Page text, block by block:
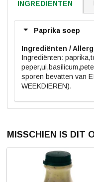
INGREDIËNTEN
Paprika soep
Ingrediënten
Ingrediënten:
sporen bevatten van
WEEKDIEREN).
MISSCHIEN IS DIT